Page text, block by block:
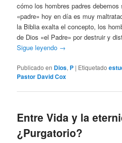
cómo los hombres padres
«padre» hoy en día es muy
la Biblia exalta el concepto, los
de Dios «el Padre» por destruir y
Sigue leyendo →
Publicado en Dios, P | Etiquetado
Pastor David Cox
Entre Vida y la
¿Purgatorio?